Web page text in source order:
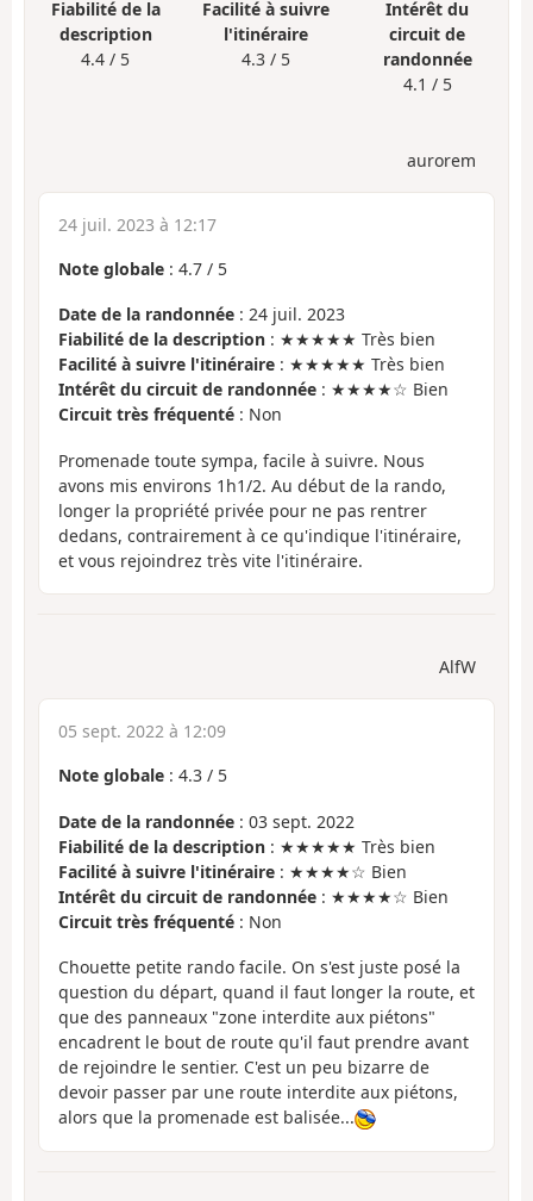
Fiabilité de la
description
4.4 / 5
Facilité à suivre
l'itinéraire
4.3 / 5
Intérêt du
circuit de
randonnée
4.1 / 5
aurorem
24 juil. 2023 à 12:17
Note globale : 4.7 / 5
Date de la randonnée : 24 juil. 2023
Fiabilité de la description : ★★★★★ Très bien
Facilité à suivre l'itinéraire : ★★★★★ Très bien
Intérêt du circuit de randonnée : ★★★★☆ Bien
Circuit très fréquenté : Non
Promenade toute sympa, facile à suivre. Nous
avons mis environs 1h1/2. Au début de la rando,
longer la propriété privée pour ne pas rentrer
dedans, contrairement à ce qu'indique l'itinéraire,
et vous rejoindrez très vite l'itinéraire.
AlfW
05 sept. 2022 à 12:09
Note globale : 4.3 / 5
Date de la randonnée : 03 sept. 2022
Fiabilité de la description : ★★★★★ Très bien
Facilité à suivre l'itinéraire : ★★★★☆ Bien
Intérêt du circuit de randonnée : ★★★★☆ Bien
Circuit très fréquenté : Non
Chouette petite rando facile. On s'est juste posé la
question du départ, quand il faut longer la route, et
que des panneaux "zone interdite aux piétons"
encadrent le bout de route qu'il faut prendre avant
de rejoindre le sentier. C'est un peu bizarre de
devoir passer par une route interdite aux piétons,
alors que la promenade est balisée...